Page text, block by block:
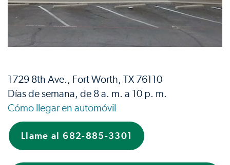
1729 8th Ave., Fort Worth, TX 76110
Días de semana, de 8 a. m. a 10 p. m.
Cómo llegar en automóvil
Llame al 682-885-3301